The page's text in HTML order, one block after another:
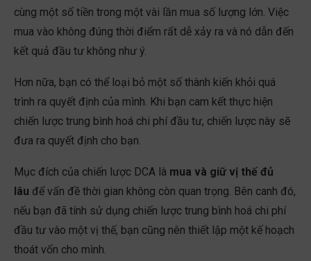
cùng một số tiền trong một vài lần mua số lượng lớn. Việc
mua vào không đúng thời điểm rất dễ xảy ra và nó dẫn đến
kết quả đầu tư không như ý.
Hơn nữa, bạn có thể loại bỏ một số thành kiến khỏi quá
trình ra quyết định của mình. Khi bạn cam kết thực hiện
chiến lược trung bình hoá chi phí đầu tư, chiến lược này sẽ
đưa ra quyết định cho bạn.
Mục đích của chiến lược DCA là mua và giữ vị thế đủ
lâu để vấn đề thời gian không còn quan trọng. Bên canh đó,
nếu bạn đã tính sử dụng chiến lược trung bình hoá chi phí
đầu tư vào một vị thế, bạn cũng nên thiết lập một kế hoạch
thoát vốn cho mình.